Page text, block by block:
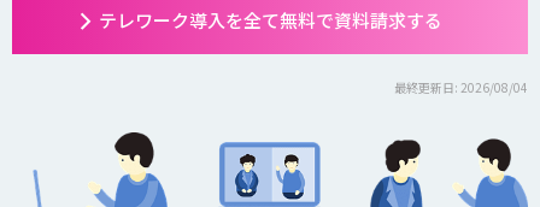
テレワーク導入を全て無料で資料請求する
最終更新日: 2026/08/04